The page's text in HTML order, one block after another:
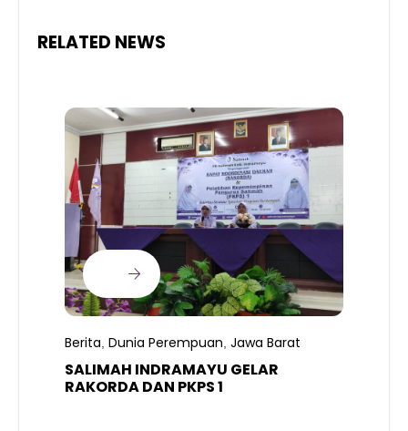
RELATED NEWS
Berita Dunia Perempuan Jawa Barat
SALIMAH INDRAMAYU GELAR
RAKORDA DAN PKPS 1